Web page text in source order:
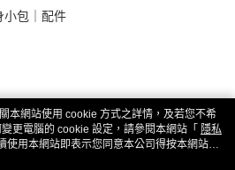
小包｜配件
本網站使用 cookie 方式之詳情，及若您不希
更電腦的 cookie 設定，請參閱本網站「 隱私
使用本網站即表示您同意本公司得按本網站使